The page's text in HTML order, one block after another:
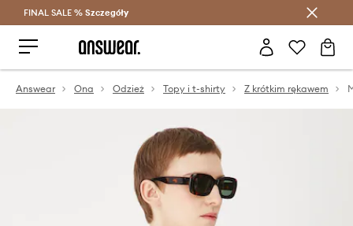
Oszczędzaj z Answear Club >
FINAL SALE % Szczegóły
Answear Ona Odzież Topy i t-shirty Z krótkim rękawem